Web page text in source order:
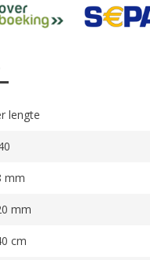
lengte
mm
mm
cm